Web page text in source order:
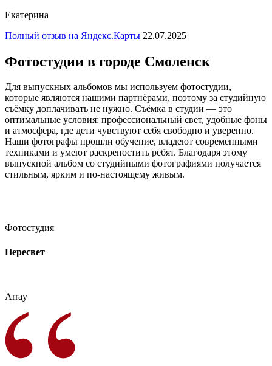
Екатерина
Полный отзыв на Яндекс.Карты 22.07.2025
Фотостудии в городе Смоленск
Для выпускных альбомов мы используем фотостудии,
которые являются нашими партнёрами, поэтому за студийную
съёмку доплачивать не нужно. Съёмка в студии — это
оптимальные условия: профессиональный свет, удобные фоны
и атмосфера, где дети чувствуют себя свободно и уверенно.
Наши фотографы прошли обучение, владеют современными
техниками и умеют раскрепостить ребят. Благодаря этому
выпускной альбом со студийными фотографиями получается
стильным, ярким и по-настоящему живым.
Фотостудия
Пересвет
Array